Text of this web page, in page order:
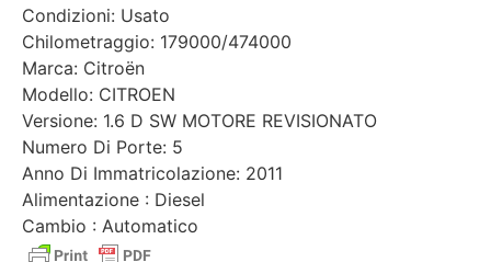
Condizioni: Usato
Chilometraggio: 179000/474000
Marca: Citroën
Modello: CITROEN
Versione: 1.6 D SW MOTORE REVISIONATO
Numero Di Porte: 5
Anno Di Immatricolazione: 2011
Alimentazione : Diesel
Cambio : Automatico